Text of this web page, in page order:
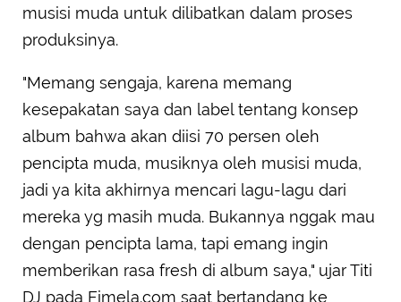
musisi muda untuk dilibatkan dalam proses
produksinya.
"Memang sengaja, karena memang
kesepakatan saya dan label tentang konsep
album bahwa akan diisi 70 persen oleh
pencipta muda, musiknya oleh musisi muda,
jadi ya kita akhirnya mencari lagu-lagu dari
mereka yg masih muda. Bukannya nggak mau
dengan pencipta lama, tapi emang ingin
memberikan rasa fresh di album saya," ujar Titi
DJ pada Fimela.com saat bertandang ke